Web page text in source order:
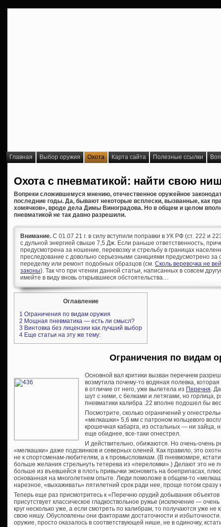
Главная Выбор оружия Охота Карта сайта Полезные ссылки
Охота с пневматикой: найти свою
Вопреки сложившемуся мнению, отечественное оружейное
последние годы. Да, бывают некоторые всплески, вызванные, как
хомячков», вроде дела Димы Виноградова. Но в общем и целом
пневматикой не так давно разрешили.
Внимание. С 01.07.21 г. в силу вступили поправки в УК РФ (ст. 222 и
с дульной энергией свыше 7,5 Дж. Если раньше ответственность,
предусмотрена за ношение, перевозку и стрельбу в границах
преследование с довольно серьезными санкциями предусмотрено за
переделку или ремонт подобных образцов (см. Сколь веревочка не
законы). Так что при чтении данной статьи, написанных в совсем
имейте в виду вновь открывшиеся обстоятельства…
Оглавление
1 Ограничения по видам оружия
2 Мощная пневматика — есть ли смысл?
3 Винтовка без лицензии как лучший выбор
4 Еще статьи на эту же тему:
Ограничения по видам
Основной вал критики вызван перечнем
возмутила почему-то водяная полевка,
в отличие от него, уже вылетела из Перечня.
шут с ними, с белками и летягами, но
пневматики калибра .22 вполне подошел бы
Посмотрите, сколько ограничений у
«мелкашки» 5,6 мм с патроном кольцевого
крошечная кабарга, из остальных — ни зайца,
еще обиднее, все-таки огнестрел.
И действительно, обижаются. Но очень-очень
«мелкашки» даже подсвинков и северных оленей. Как правило, это
не к спортсменам-любителям, а к промысловикам. (В пневмомире,
больше желания стрельнуть тетерева из «переломки».) Делают это не
больше из въевшейся в плоть привычки экономить на боеприпасах,
основанная на многолетнем опыте. Люди помоложе в общем-то
нарезное, «выхаживать» пятилетний срок ради нее, проще потом сразу
Теперь еще раз присмотритесь к «Перечню орудий добывания объектов
присутствует классическое гладкоствольное ружье (исключение —
круг несколько уже, а если смотреть по калибрам, то получаются уже не
свою нишу. Обусловлены они факторами достаточности и
оружие, просто оказалось в соответствующей нише, не в одиночку,